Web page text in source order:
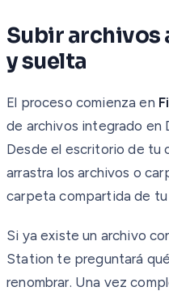
Subir archivos
y suelta
El proceso comienza en
de archivos integrado en
Desde el escritorio de tu
arrastra los archivos o
carpeta compartida de tu
Si ya existe un archivo
Station te preguntará
renombrar. Una vez